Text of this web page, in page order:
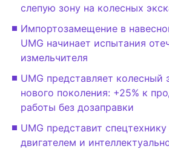
слепую зону на колесных
Импортозамещение в
UMG начинает испытания
измельчителя
UMG представляет колесный
нового поколения: +25% к
работы без дозаправки
UMG представит
двигателем и